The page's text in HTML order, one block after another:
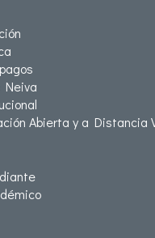
Neiva
Abierta y a Distancia